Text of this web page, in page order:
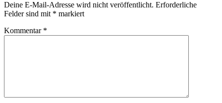
Deine E-Mail-Adresse wird nicht veröffentlicht. Erforderliche
Felder sind mit * markiert
Kommentar *